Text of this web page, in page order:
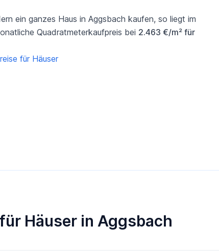
ein ganzes Haus in Aggsbach kaufen, so liegt im
Quadratmeterkaufpreis bei 2.463 €/m² für
für Häuser
Häuser in Aggsbach